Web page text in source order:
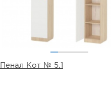
Пенал Кот № 5.1